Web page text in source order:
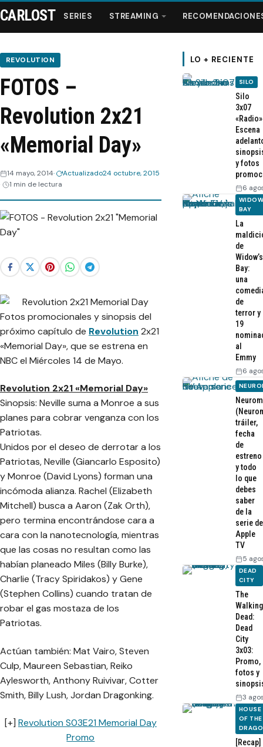
Series
Streaming
Recomendaciones
Videos
Webisodios
CARLOST SERIES STREAMING
REVOLUTION
FOTOS –
Revolution 2x21
«Memorial Day»
14 mayo, 2014 Actualizado24 octubre, 2015
1 min de lectura
Fotos promocionales y sinopsis del
próximo capítulo de Revolution 2x21
«Memorial Day», que se estrena en
NBC el Miércoles 14 de Mayo.
Revolution 2x21 «Memorial Day»
Sinopsis: Neville suma a Monroe a sus
planes para cobrar venganza con los
Patriotas.
Unidos por el deseo de derrotar a los
Patriotas, Neville (Giancarlo Esposito)
y Monroe (David Lyons) forman una
incómoda alianza. Rachel (Elizabeth
Mitchell) busca a Aaron (Zak Orth),
pero termina encontrándose cara a
cara con la nanotecnología, mientras
que las cosas no resultan como las
habían planeado Miles (Billy Burke),
Charlie (Tracy Spiridakos) y Gene
(Stephen Collins) cuando tratan de
robar el gas mostaza de los
Patriotas.
Actúan también: Mat Vairo, Steven
Culp, Maureen Sebastian, Reiko
Aylesworth, Anthony Ruivivar, Cotter
Smith, Billy Lush, Jordan Dragonking.
[+] Revolution S03E21 Memorial Day
Promo
LO + RECIENTE
SILO
Silo
3x07
Escena
y fotos
6
BAY
La
de
Widow’s
Bay:
una
de
terror y
19
al
Emmy
6
tráiler,
fecha
de
estreno
y todo
lo que
debes
saber
de la
serie de
Apple
TV
5
DEAD
CITY
The
Walking
Dead:
Dead
City
3x03:
Promo,
fotos y
3
HOUSE
OF THE
[Recap]